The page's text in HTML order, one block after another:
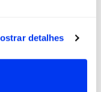
detalhes
tennis